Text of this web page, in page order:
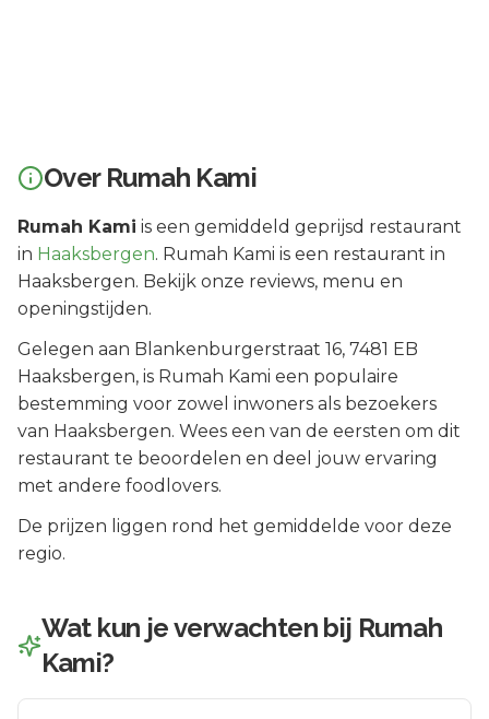
Over Rumah Kami
Rumah Kami is een gemiddeld geprijsd restaurant
in Haaksbergen. Rumah Kami is een restaurant in
Haaksbergen. Bekijk onze reviews, menu en
openingstijden.
Gelegen aan Blankenburgerstraat 16, 7481 EB
Haaksbergen, is Rumah Kami een populaire
bestemming voor zowel inwoners als bezoekers
van Haaksbergen. Wees een van de eersten om dit
restaurant te beoordelen en deel jouw ervaring
met andere foodlovers.
De prijzen liggen rond het gemiddelde voor deze
regio.
Wat kun je verwachten bij Rumah
Kami?